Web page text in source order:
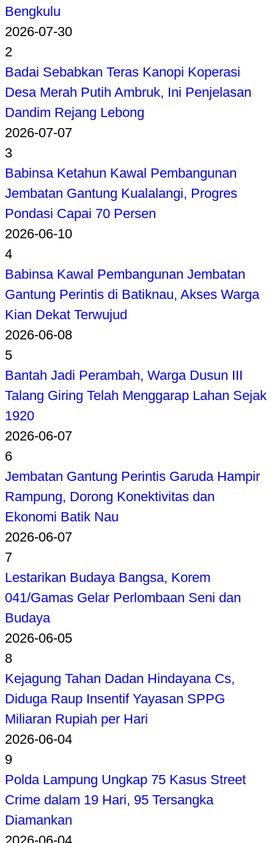
Bengkulu
2026-07-30
2
Badai Sebabkan Teras Kanopi Koperasi
Desa Merah Putih Ambruk, Ini Penjelasan
Dandim Rejang Lebong
2026-07-07
3
Babinsa Ketahun Kawal Pembangunan
Jembatan Gantung Kualalangi, Progres
Pondasi Capai 70 Persen
2026-06-10
4
Babinsa Kawal Pembangunan Jembatan
Gantung Perintis di Batiknau, Akses Warga
Kian Dekat Terwujud
2026-06-08
5
Bantah Jadi Perambah, Warga Dusun III
Talang Giring Telah Menggarap Lahan Sejak
1920
2026-06-07
6
Jembatan Gantung Perintis Garuda Hampir
Rampung, Dorong Konektivitas dan
Ekonomi Batik Nau
2026-06-07
7
Lestarikan Budaya Bangsa, Korem
041/Gamas Gelar Perlombaan Seni dan
Budaya
2026-06-05
8
Kejagung Tahan Dadan Hindayana Cs,
Diduga Raup Insentif Yayasan SPPG
Miliaran Rupiah per Hari
2026-06-04
9
Polda Lampung Ungkap 75 Kasus Street
Crime dalam 19 Hari, 95 Tersangka
Diamankan